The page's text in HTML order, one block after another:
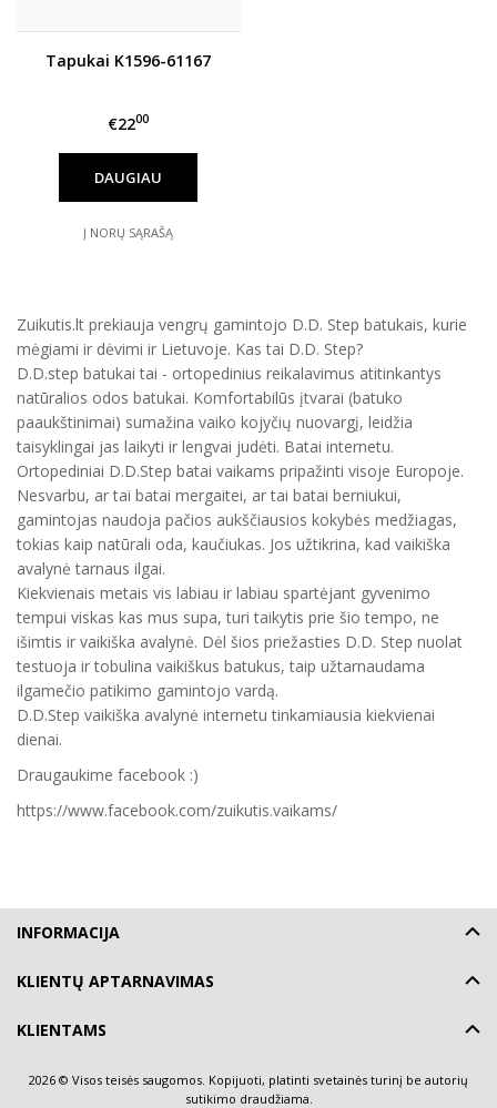
Tapukai K1596-61167
€2200
DAUGIAU
Į NORŲ SĄRAŠĄ
Zuikutis.lt prekiauja vengrų gamintojo D.D. Step batukais, kurie
mėgiami ir dėvimi ir Lietuvoje. Kas tai D.D. Step?
D.D.step batukai tai - ortopedinius reikalavimus atitinkantys
natūralios odos batukai. Komfortabilūs įtvarai (batuko
paaukštinimai) sumažina vaiko kojyčių nuovargį, leidžia
taisyklingai jas laikyti ir lengvai judėti. Batai internetu.
Ortopediniai D.D.Step batai vaikams pripažinti visoje Europoje.
Nesvarbu, ar tai batai mergaitei, ar tai batai berniukui,
gamintojas naudoja pačios aukščiausios kokybės medžiagas,
tokias kaip natūrali oda, kaučiukas. Jos užtikrina, kad vaikiška
avalynė tarnaus ilgai.
Kiekvienais metais vis labiau ir labiau spartėjant gyvenimo
tempui viskas kas mus supa, turi taikytis prie šio tempo, ne
išimtis ir vaikiška avalynė. Dėl šios priežasties D.D. Step nuolat
testuoja ir tobulina vaikiškus batukus, taip užtarnaudama
ilgamečio patikimo gamintojo vardą.
D.D.Step vaikiška avalynė internetu tinkamiausia kiekvienai
dienai.
Draugaukime facebook :)
https://www.facebook.com/zuikutis.vaikams/
INFORMACIJA
KLIENTŲ APTARNAVIMAS
KLIENTAMS
2026 © Visos teisės saugomos. Kopijuoti, platinti svetainės turinį be autorių
sutikimo draudžiama.